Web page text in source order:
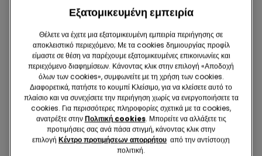
Ανακυκλωμένη Mικροϊνα
4 Χρώματα
Εξατομικευμένη εμπειρία
Θέλετε να έχετε μια εξατομικευμένη εμπειρία περιήγησης σε
αποκλειστικό περιεχόμενο; Με τα cookies δημιουργίας προφίλ
είμαστε σε θέση να παρέχουμε εξατομικευμένες επικοινωνίες και
περιεχόμενο διαφημίσεων. Κάνοντας κλικ στην επιλογή «Αποδοχή
όλων των cookies», συμφωνείτε με τη χρήση των cookies.
Διαφορετικά, πατήστε το κουμπί Κλείσιμο, για να κλείσετε αυτό το
πλαίσιο και να συνεχίσετε την περιήγηση χωρίς να ενεργοποιήσετε τα
cookies. Για περισσότερες πληροφορίες σχετικά με τα cookies,
ανατρέξτε στηνΠολιτική cookies. Μπορείτε να αλλάξετε τις
προτιμήσεις σας ανά πάσα στιγμή, κάνοντας κλικ στην
επιλογή Κέντρο προτιμήσεων απορρήτου από την αντίστοιχη
πολιτική.